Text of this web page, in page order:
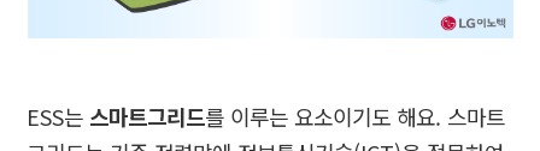
ESS는 스마트그리드를 이루는 요소이기도 해요. 스마트